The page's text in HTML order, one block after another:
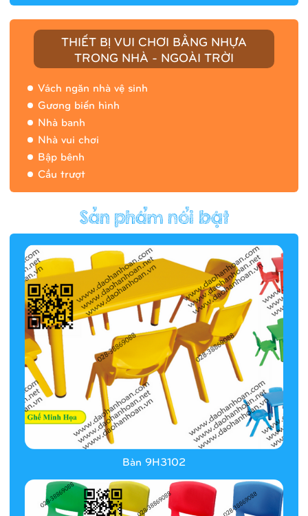
THIẾT BỊ VUI CHƠI BẰNG NHỰA
TRONG NHÀ - NGOÀI TRỜI
Vách ngăn nhà vệ sinh
Gương biến hình
Nhà banh
Nhà vui chơi
Bập bênh
Cầu trượt
Hàng rào/nhà banh 9H5412
Bàn 9H3102